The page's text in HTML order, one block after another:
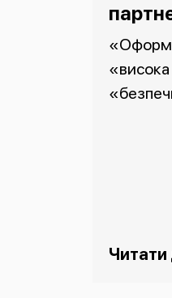
Читати